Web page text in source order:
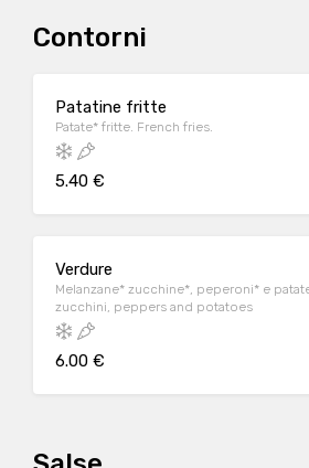
Contorni
Patatine fritte
Patate* fritte. French fries.
5.40 €
Verdure
Melanzane* zucchine*, peperoni* e
zucchini, peppers and potatoes
6.00 €